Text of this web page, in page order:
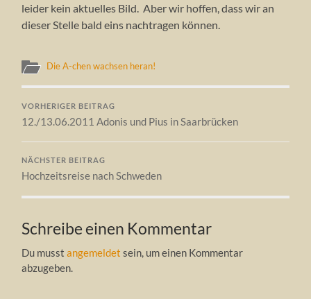
leider kein aktuelles Bild. Aber wir hoffen, dass wir an
dieser Stelle bald eins nachtragen können.
Die A-chen wachsen heran!
VORHERIGER BEITRAG
12./13.06.2011 Adonis und Pius in Saarbrücken
NÄCHSTER BEITRAG
Hochzeitsreise nach Schweden
Schreibe einen Kommentar
Du musstangemeldet sein, um einen Kommentar
abzugeben.